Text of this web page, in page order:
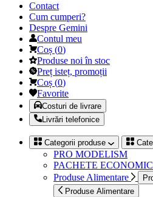
Contact
Cum cumperi?
Despre Gemini
Contul meu
Coș (0)
Produse noi în stoc
Preț isteț, promoții
Coș (0)
Favorite
Costuri de livrare
Livrări telefonice
Categorii produse
PRO MODELISM
PACHETE
Produse Alimentare
Produse Alimentare